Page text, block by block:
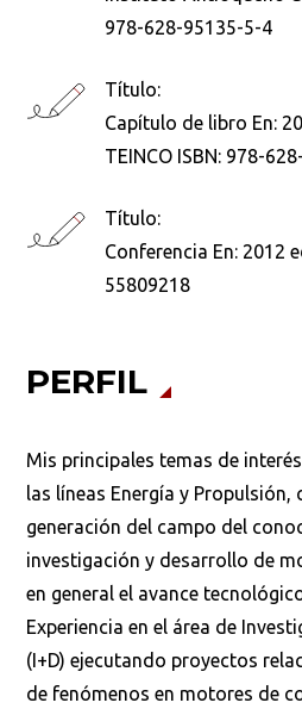
978-628-95135-5-4
Título:
Capítulo de libro En:
TEINCO ISBN: 978-
Título:
Conferencia En: 2012
55809218
PERFIL
Mis principales temas de
las líneas Energía y Propulsión,
generación del campo del
investigación y desarrollo de
en general el avance
Experiencia en el área de
(I+D) ejecutando proyectos
de fenómenos en motores de